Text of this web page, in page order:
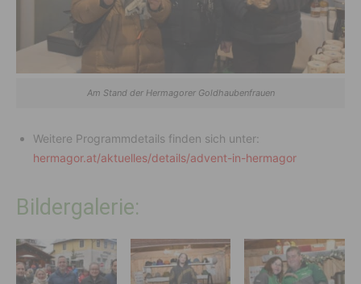
Am Stand der Hermagorer Goldhaubenfrauen
Weitere Programmdetails finden sich unter:
hermagor.at/aktuelles/details/advent-in-hermagor
Bildergalerie: